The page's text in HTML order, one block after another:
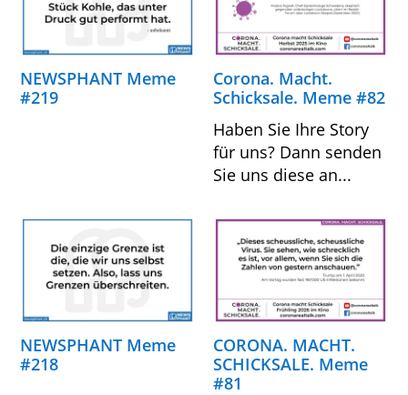
NEWSPHANT Meme
#219
Corona. Macht.
Schicksale. Meme #82
Haben Sie Ihre Story
für uns? Dann senden
Sie uns diese an...
NEWSPHANT Meme
#218
CORONA. MACHT.
SCHICKSALE. Meme
#81